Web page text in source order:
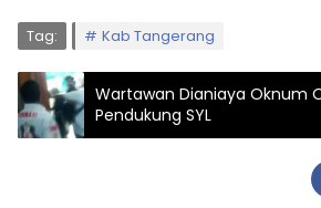
Tag: Kab Tangerang
Wartawan Dianiaya Oknum
Pendukung SYL